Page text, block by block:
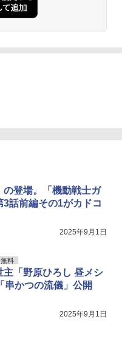
の登場。「機動戦士ガ
3話前編その1がカドコ
2025年9月1日
無料
主「野原ひろし 昼メシ
串かつの流儀」公開
2025年9月1日